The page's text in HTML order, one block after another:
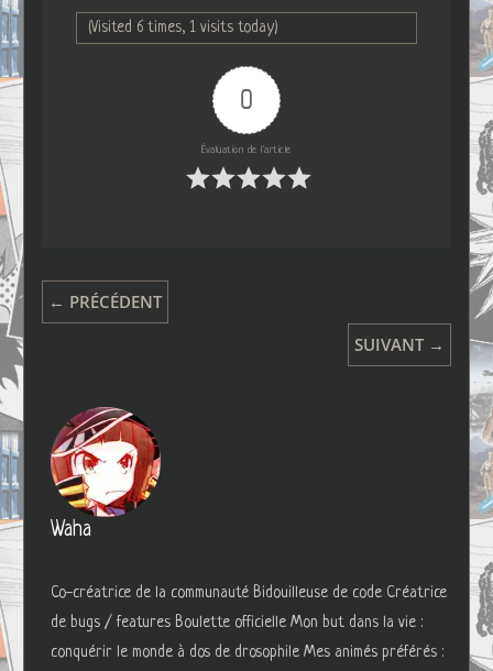
(Visited 6 times, 1 visits today)
0
Évaluation de l'article
← PRÉCÉDENT
SUIVANT →
Waha
Co-créatrice de la communauté Bidouilleuse de code Créatrice
de bugs / features Boulette officielle Mon but dans la vie :
conquérir le monde à dos de drosophile Mes animés préférés :